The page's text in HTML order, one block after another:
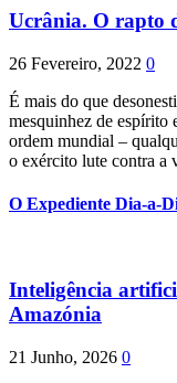
Ucrânia. O rapto
26 Fevereiro, 2022 0
É mais do que
mesquinhez de espírito
ordem mundial –
o exército lute contra a
O Expediente Dia-a-
Inteligência
Amazónia
21 Junho, 2026 0